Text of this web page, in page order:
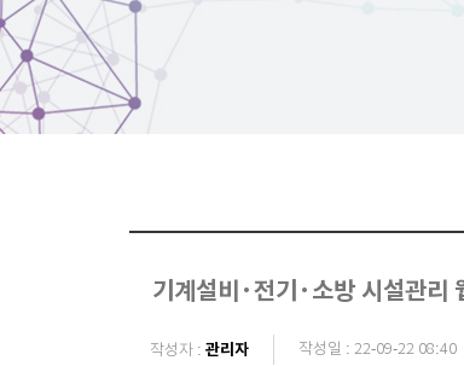
기계설비·전기·소방 시설관리
작성자 : 관리자 작성일 : 22-09-22 08:40